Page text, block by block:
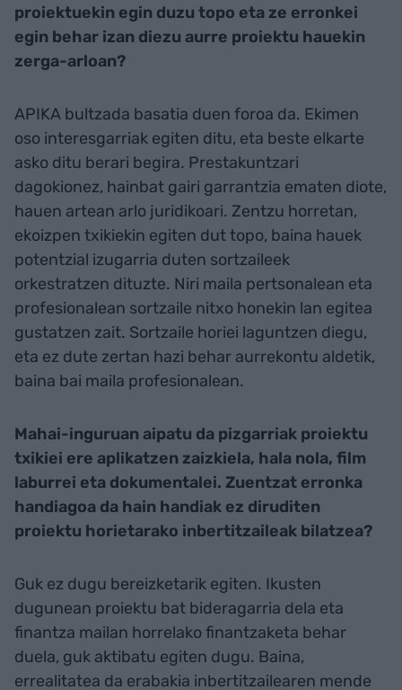
proiektuekin egin duzu topo eta ze erronkei
egin behar izan diezu aurre proiektu hauekin
zerga-arloan?
APIKA bultzada basatia duen foroa da. Ekimen
oso interesgarriak egiten ditu, eta beste elkarte
asko ditu berari begira. Prestakuntzari
dagokionez, hainbat gairi garrantzia ematen diote,
hauen artean arlo juridikoari. Zentzu horretan,
ekoizpen txikiekin egiten dut topo, baina hauek
potentzial izugarria duten sortzaileek
orkestratzen dituzte. Niri maila pertsonalean eta
profesionalean sortzaile nitxo honekin lan egitea
gustatzen zait. Sortzaile horiei laguntzen diegu,
eta ez dute zertan hazi behar aurrekontu aldetik,
baina bai maila profesionalean.
Mahai-inguruan aipatu da pizgarriak proiektu
txikiei ere aplikatzen zaizkiela, hala nola, film
laburrei eta dokumentalei. Zuentzat erronka
handiagoa da hain handiak ez diruditen
proiektu horietarako inbertitzaileak bilatzea?
Guk ez dugu bereizketarik egiten. Ikusten
dugunean proiektu bat bideragarria dela eta
finantza mailan horrelako finantzaketa behar
duela, guk aktibatu egiten dugu. Baina,
errealitatea da erabakia inbertitzailearen mende